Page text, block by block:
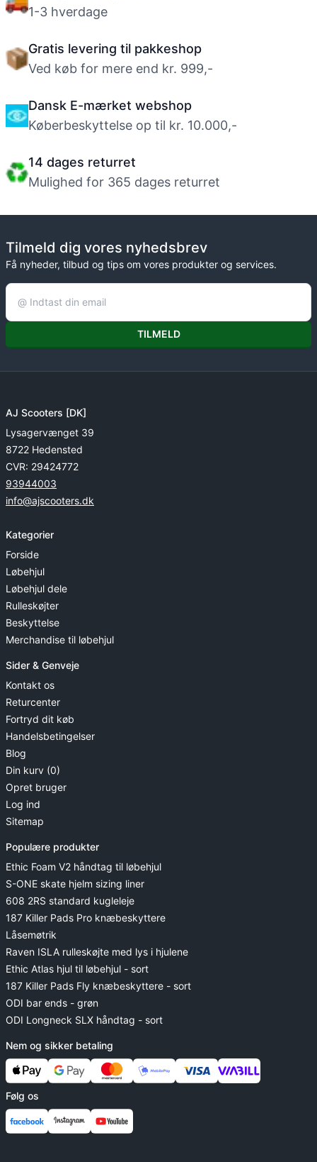
1-3 hverdage
Gratis levering til pakkeshop
Ved køb for mere end kr. 999,-
Dansk E-mærket webshop
Køberbeskyttelse op til kr. 10.000,-
14 dages returret
Mulighed for 365 dages returret
Tilmeld dig vores nyhedsbrev
Få nyheder, tilbud og tips om vores produkter og services.
TILMELD
AJ Scooters [DK]
Lysagervænget 39
8722 Hedensted
CVR: 29424772
93944003
info@ajscooters.dk
Kategorier
Forside
Løbehjul
Løbehjul dele
Rulleskøjter
Beskyttelse
Merchandise til løbehjul
Sider & Genveje
Kontakt os
Returcenter
Fortryd dit køb
Handelsbetingelser
Blog
Din kurv (0)
Opret bruger
Log ind
Sitemap
Populære produkter
Ethic Foam V2 håndtag til løbehjul
S-ONE skate hjelm sizing liner
608 2RS standard kugleleje
187 Killer Pads Pro knæbeskyttere
Låsemøtrik
Raven ISLA rulleskøjte med lys i hjulene
Ethic Atlas hjul til løbehjul - sort
187 Killer Pads Fly knæbeskyttere - sort
ODI bar ends - grøn
ODI Longneck SLX håndtag - sort
Nem og sikker betaling
Følg os